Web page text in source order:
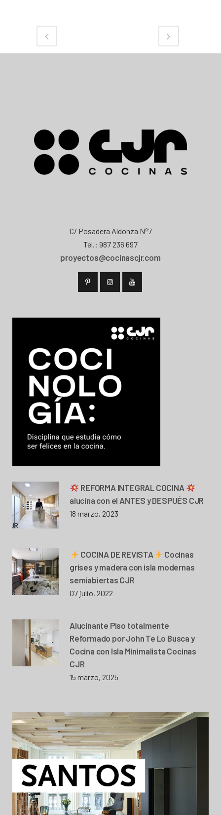
C/ Posadera Aldonza Nº7
Tel.: 987 236 697
proyectos@cocinascjr.com
REFORMA INTEGRAL COCINA
alucina con el ANTES y DESPUÉS CJR
18 marzo, 2023
COCINA DE REVISTA
Cocinas
grises y madera con isla modernas
semiabiertas CJR
07 julio, 2022
Alucinante Piso totalmente
Reformado por John Te Lo Busca y
Cocina con Isla Minimalista Cocinas
CJR
15 marzo, 2025